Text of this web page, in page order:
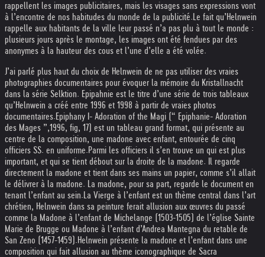
rappellent les images publicitaires, mais les visages sans expressions vont
à l’encontre de nos habitudes du monde de la publicité. Le fait qu’Helnwein
rappelle aux habitants de la ville leur passé n’a pas plu à tout le monde :
plusieurs jours après le montage, les images ont été fendues par des
anonymes à la hauteur des cous et l’une d’elle a été volée.
J’ai parlé plus haut du choix de Helnwein de ne pas utiliser des vraies
photographies documentaires pour évoquer la mémoire du Kristallnacht
dans la série Selktion. Epipahnie est le titre d’une série de trois tableaux
qu’Helnwein a créé entre 1996 et 1998 à partir de vraies photos
documentaires.Epiphany I- Adoration of the Magi (“ Epiphanie- Adoration
des Mages ”,1996, fig, 17) est un tableau grand format, qui présente au
centre de la composition, une madone avec enfant, entourée de cinq
officiers SS. en uniforme.Parmi les officiers il s’en trouve un qui est plus
important, et qui se tient débout sur la droite de la madone. Il regarde
directement la madone et tient dans ses mains un papier, comme s’il allait
le délivrer à la madone. La madone, pour sa part, regarde le document en
tenant l’enfant au sein. La Vierge à l’enfant est un thème central dans l’art
chrétien, Helnwein dans sa peinture ferait allusion aux œuvres du passé
comme la Madone à l’enfant de Michelange (1503-1505) de l’église Sainte
Marie de Brugge ou Madone à l’enfant d’Andrea Mantegna du retable de
San Zeno (1457-1459).Helnwein présente la madone et l’enfant dans une
composition qui fait allusion au thème iconographique de Sacra